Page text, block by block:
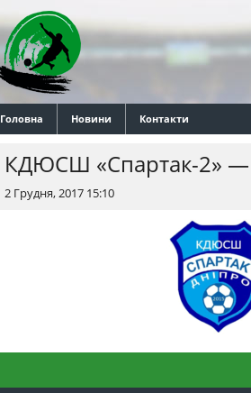
Головна Новини Контакти
КДЮСШ «Спартак-2»
2 Грудня, 2017 15:10